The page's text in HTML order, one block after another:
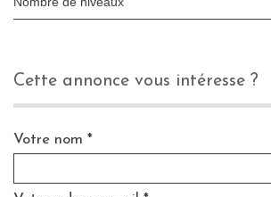
cette annonce vous intéresse ?
Votre nom *